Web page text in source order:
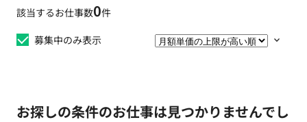
該当するお仕事数0件
募集中のみ表示
お探しの条件のお仕事は見つかりませんでし